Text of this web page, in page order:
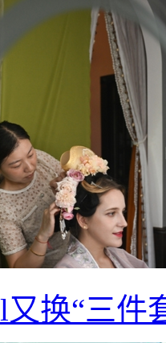
又换“三